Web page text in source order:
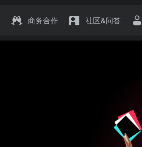
商务合作 社区&问答